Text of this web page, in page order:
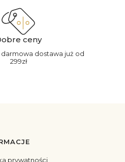
ceny
darmowa dostawa już od
299zł
prywatności